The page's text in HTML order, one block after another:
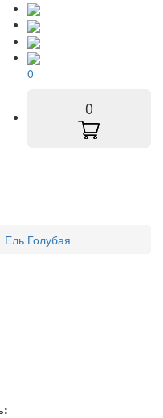
0
0
Ель Голубая